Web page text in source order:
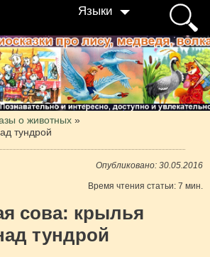
Языки
о животных »
тундрой
Опубликовано: 30.05.2016
Время чтения статьи: 7 мин.
сова: крылья
тундрой